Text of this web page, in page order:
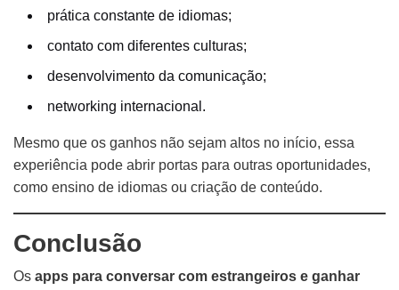
prática constante de idiomas;
contato com diferentes culturas;
desenvolvimento da comunicação;
networking internacional.
Mesmo que os ganhos não sejam altos no início, essa
experiência pode abrir portas para outras oportunidades,
como ensino de idiomas ou criação de conteúdo.
Conclusão
Os apps para conversar com estrangeiros e ganhar